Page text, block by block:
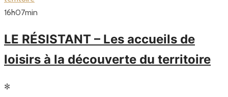
16h07min
LE RÉSISTANT – Les accueils de
loisirs à la découverte du territoire
✻